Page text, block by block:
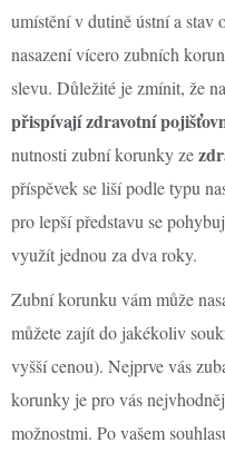
umístění v dutině ústní a
nasazení vícero zubních
slevu. Důležité je zmínit, že
přispívají zdravotní
nutnosti zubní korunky ze
příspěvek se liší podle typu
pro lepší představu se
využít jednou za dva roky.
Zubní korunku vám může
můžete zajít do jakékoliv
vyšší cenou). Nejprve vás
korunky je pro vás
možnostmi. Po vašem